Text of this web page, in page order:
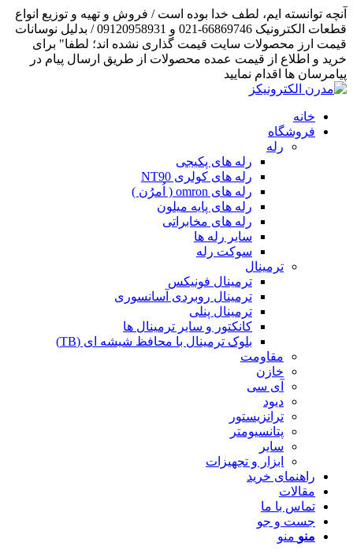
آنچه توانسته ایم، لطف خدا بوده است / فروش و تهیه و توزیع انواع
قطعات الکترونیک 66869746-021 و 09120958931 / بدلیل نوسانات
قیمت ارز محصولات سایت قیمت گذاری نشده اند؛ لطفا" برای
خرید و اطلاع از قیمت عمده محصولات از طریق ارسال پیام در
پیامرسان ها اقدام نمایید
خانه
فروشگاه
رله
رله های پکیجی
رله های کولری NT90
رله های omron ( اُمرُن )
رله های پایه میلون
رله های مخابراتی
سایر رله ها
سوکت رله
ترمینال
ترمینال فونیکس
ترمینال روبردی آسانسوری
ترمینال پنلی
کانکتور و سایر ترمینال ها
بلوک ترمینال با محافظ شیشه ای (TB)
مقاومت
خازن
آی سی
دیود
ترانزیستور
پتانسیومتر
سایر
ابزار و تجهیزات
راهنمای خرید
مقالات
تماس با ما
جست و جو
منو منو